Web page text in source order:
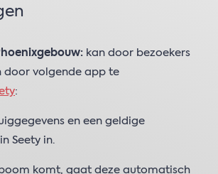
kan door bezoekers
door volgende app te
:
en een geldige
Seety in.
komt, gaat deze automatisch